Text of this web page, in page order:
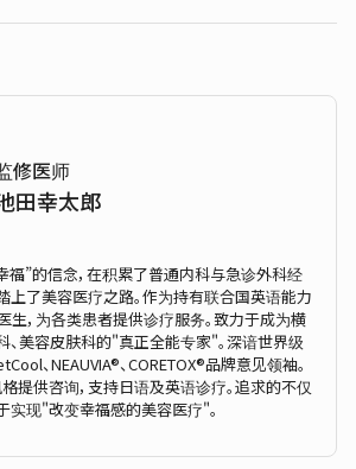
修医师
田幸太郎
福”的信念，在积累了普通内科与急诊外科经
上了美容医疗之路。作为持有联合国英语能力
生，为各类患者提供诊疗服务。致力于成为横
、美容皮肤科的"真正全能专家"。深谙世界级
、NEAUVIA®、CORETOX®品牌意见领袖。
提供咨询，支持日语及英语诊疗。追求的不仅
实现"改变幸福感的美容医疗"。